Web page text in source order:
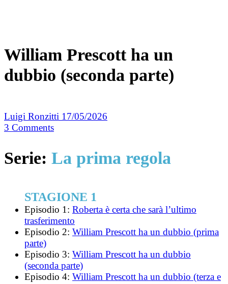
William Prescott ha un
dubbio (seconda parte)
Luigi Ronzitti 17/05/2026
3 Comments
Serie: La prima regola
STAGIONE 1
Episodio 1: Roberta è certa che sarà l’ultimo
trasferimento
Episodio 2: William Prescott ha un dubbio (prima
parte)
Episodio 3: William Prescott ha un dubbio
(seconda parte)
Episodio 4: William Prescott ha un dubbio (terza e